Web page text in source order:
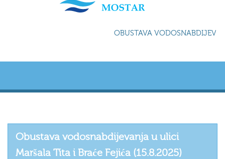
OBUSTAVA
Obustava vodosnabdijevanja u ulici
Maršala Tita i Braće Fejića (15.8.2025)